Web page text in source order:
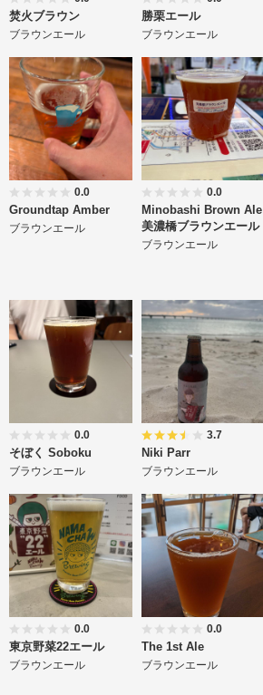
焚火ブラウン
ブラウンエール
勝栗エール
ブラウンエール
0.0
Groundtap Amber
ブラウンエール
0.0
Minobashi Brown Ale
美濃橋ブラウンエール
ブラウンエール
0.0
そぼく Soboku
ブラウンエール
3.7
Niki Parr
ブラウンエール
0.0
東京野菜22エール
ブラウンエール
0.0
The 1st Ale
ブラウンエール